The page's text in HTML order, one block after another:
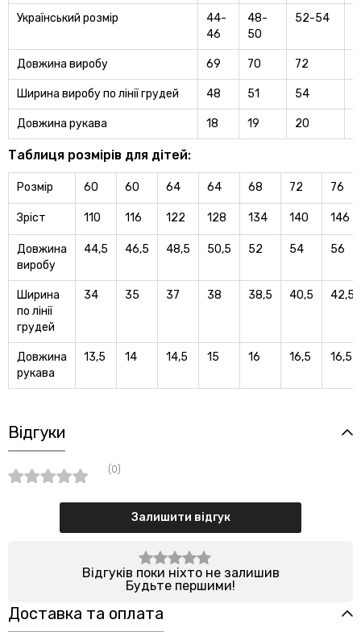
Український розмір
44-
46
48-
50
52-54
Довжина виробу 69 70 72
Ширина виробу по лінії грудей 48 51 54
Довжина рукава 18 19 20
Таблиця розмірів для дітей:
Розмір 60 60 64 64 68 72 76
Зріст 110 116 122 128 134 140 146
Довжина
виробу
44,5 46,5 48,5 50,5 52 54 56
Ширина
по лінії
грудей
34 35 37 38 38,5 40,5 42,5
Довжина
рукава
13,5 14 14,5 15 16 16,5 16,5
Відгуки
(0)
Залишити відгук
Відгуків поки ніхто не залишив
Будьте першими!
Доставка та оплата